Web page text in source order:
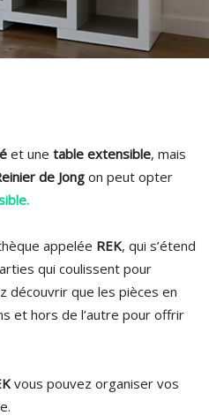
et une table extensible, mais
de Jong on peut opter
appelée REK, qui s’étend
qui coulissent pour
découvrir que les pièces en
et hors de l’autre pour offrir
vous pouvez organiser vos